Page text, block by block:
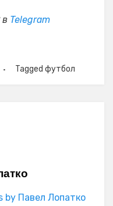
в Telegram
Tagged футбол
by Павел Лопатко